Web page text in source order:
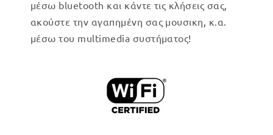
μέσω bluetooth και κάντε τις κλήσεις σας,
ακούστε την αγαπημένη σας μουσικη, κ.α.
μέσω του multimedia συστήματος!